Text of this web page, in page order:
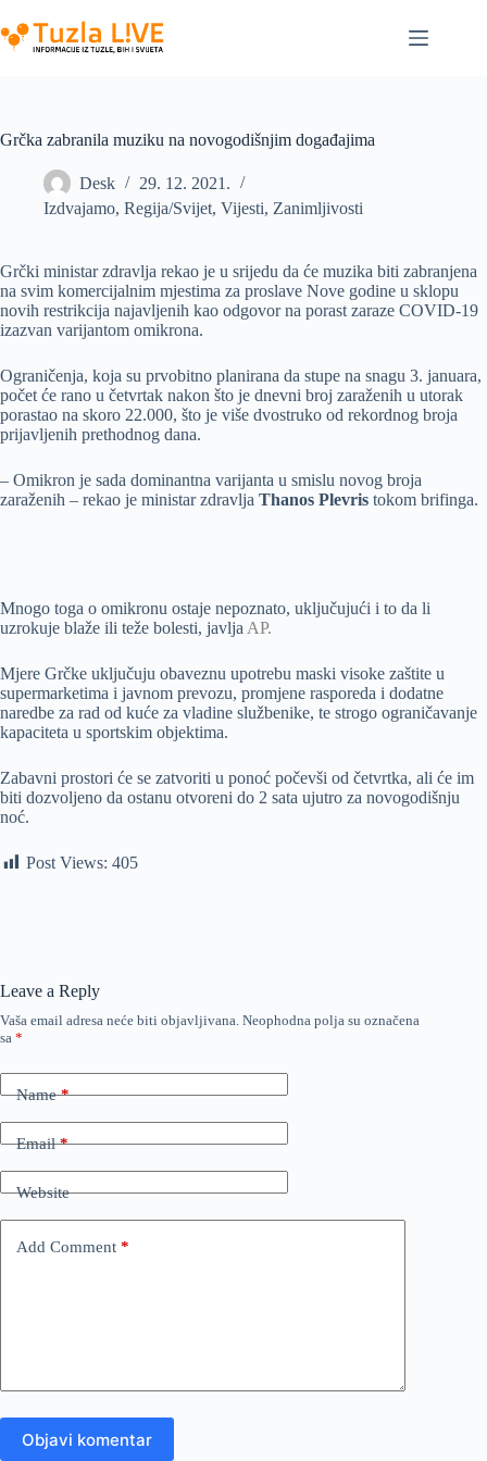
to
content
Grčka zabranila muziku na novogodišnjim događajima
Desk
29. 12. 2021.
Izdvajamo, Regija/Svijet, Vijesti, Zanimljivosti
Grčki ministar zdravlja rekao je u srijedu da će muzika biti zabranjena
na svim komercijalnim mjestima za proslave Nove godine u sklopu
novih restrikcija najavljenih kao odgovor na porast zaraze COVID-19
izazvan varijantom omikrona.
Ograničenja, koja su prvobitno planirana da stupe na snagu 3. januara,
počet će rano u četvrtak nakon što je dnevni broj zaraženih u utorak
porastao na skoro 22.000, što je više dvostruko od rekordnog broja
prijavljenih prethodnog dana.
– Omikron je sada dominantna varijanta u smislu novog broja
zaraženih – rekao je ministar zdravlja Thanos Plevris tokom brifinga.
Mnogo toga o omikronu ostaje nepoznato, uključujući i to da li
uzrokuje blaže ili teže bolesti, javlja AP.
Mjere Grčke uključuju obaveznu upotrebu maski visoke zaštite u
supermarketima i javnom prevozu, promjene rasporeda i dodatne
naredbe za rad od kuće za vladine službenike, te strogo ograničavanje
kapaciteta u sportskim objektima.
Zabavni prostori će se zatvoriti u ponoć počevši od četvrtka, ali će im
biti dozvoljeno da ostanu otvoreni do 2 sata ujutro za novogodišnju
noć.
Post Views: 405
Leave a Reply
Vaša email adresa neće biti objavljivana. Neophodna polja su označena
sa *
Name*
Email*
Website
Add Comment *
Objavi komentar